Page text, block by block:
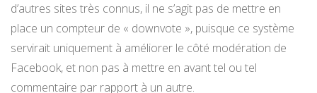
d’autres sites très connus, il ne s’agit pas de mettre en
place un compteur de « downvote », puisque ce système
servirait uniquement à améliorer le côté modération de
Facebook, et non pas à mettre en avant tel ou tel
commentaire par rapport à un autre.